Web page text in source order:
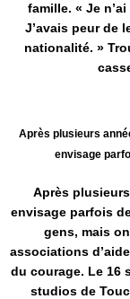
famille. « Je
J’avais peur de
nationalité. »
Après plusieurs
envisage
Après
envisage parfois
gens, mais
associations
du courage. Le 16
studios de